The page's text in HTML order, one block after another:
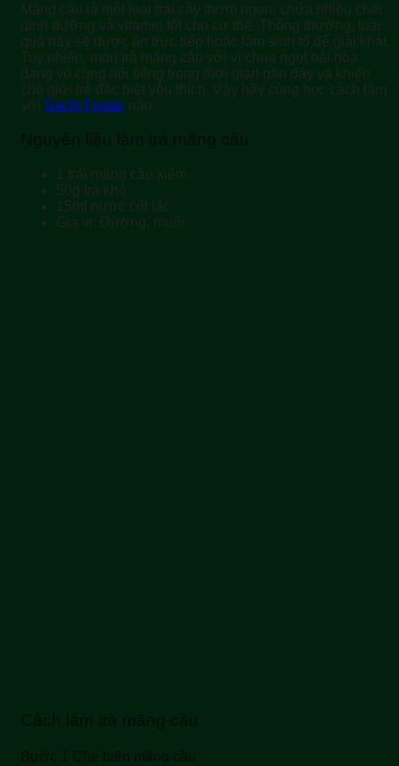
Mãng cầu là một loại trái cây thơm ngon, chứa nhiều chất
dinh dưỡng và vitamin tốt cho cơ thể. Thông thường, loại
quả này sẽ được ăn trực tiếp hoặc làm sinh tố để giải khát.
Tuy nhiên, món trà mãng cầu với vị chua ngọt hài hòa
đang vô cùng nổi tiếng trong thời gian gần đây và khiến
cho giới trẻ đặc biệt yêu thích. Vậy hãy cùng học cách làm
với Sachi Foods nào.
Nguyên liệu làm trà mãng cầu
1 trái mãng cầu xiêm
50g trà khô
15ml nước cốt tắc
Gia vị: Đường, muối
Cách làm trà mãng cầu
Bước 1 Chế biến mãng cầu